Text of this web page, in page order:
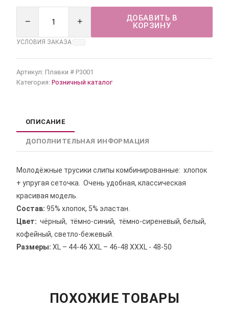
− +
ДОБАВИТЬ В
КОРЗИНУ
УСЛОВИЯ ЗАКАЗА:
Артикул: Плавки # Р3001
Категория: Розничный каталог
ОПИСАНИЕ
ДОПОЛНИТЕЛЬНАЯ ИНФОРМАЦИЯ
Молодёжные трусики слипы комбинированные: хлопок
+ упругая сеточка. Очень удобная, классическая
красивая модель.
Состав: 95% хлопок, 5% эластан.
Цвет: чёрный, тёмно-синий, тёмно-сиреневый, белый,
кофейный, светло-бежевый.
Размеры: ХL – 44-46 XХL – 46-48 ХХХL - 48-50
ПОХОЖИЕ ТОВАРЫ